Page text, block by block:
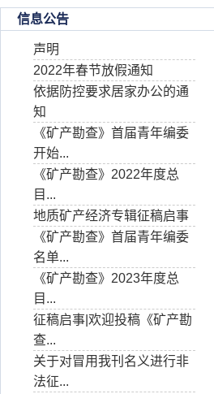
信息公告
声明
2022年春节放假通知
依据防控要求居家办公的通
知
《矿产勘查》首届青年编委
开始...
《矿产勘查》2022年度总
目...
地质矿产经济专辑征稿启事
《矿产勘查》首届青年编委
名单...
《矿产勘查》2023年度总
目...
征稿启事|欢迎投稿《矿产勘
查...
关于对冒用我刊名义进行非
法征...